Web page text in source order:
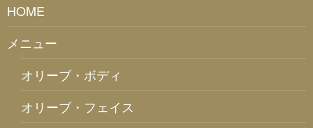
HOME
メニュー
オリーブ・ボディ
オリーブ・フェイス